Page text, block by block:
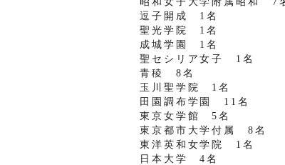
逗子開成 1名
聖光学院 1名
成城学園 1名
聖セシリア女子 1名
青稜 8名
玉川聖学院 1名
田園調布学園 11名
東京女学館 5名
東京都市大学付属 8名
東洋英和女学院 1名
日本大学 4名